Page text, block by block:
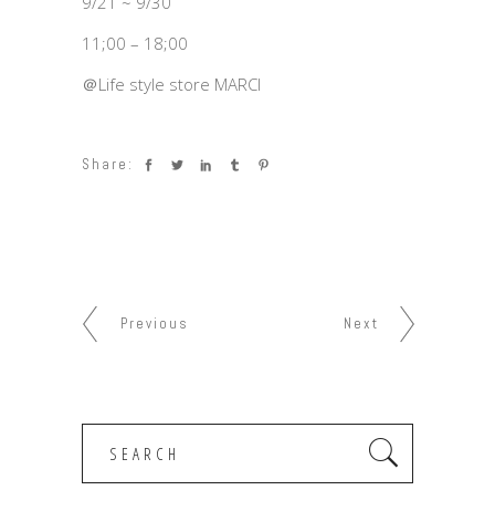
11;00 – 18;00
＠Life style store MARCI
Share:
Previous Next